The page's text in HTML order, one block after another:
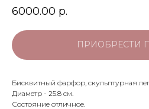
6000.00 р.
ПРИОБРЕСТИ
Бисквитный фарфор, скульптурная
Диаметр - 25.8 см.
Состояние отличное.